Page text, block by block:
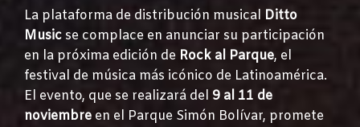
La plataforma de distribución musical Ditto
Music se complace en anunciar su participación
en la próxima edición de Rock al Parque, el
festival de música más icónico de Latinoamérica.
El evento, que se realizará del 9 al 11 de
noviembre en el Parque Simón Bolívar, promete